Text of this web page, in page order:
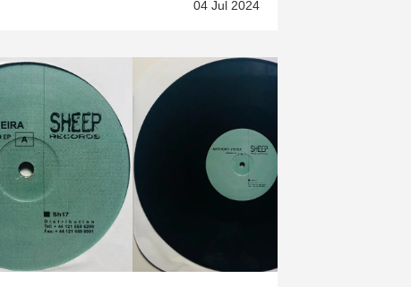
04 Jul 2024